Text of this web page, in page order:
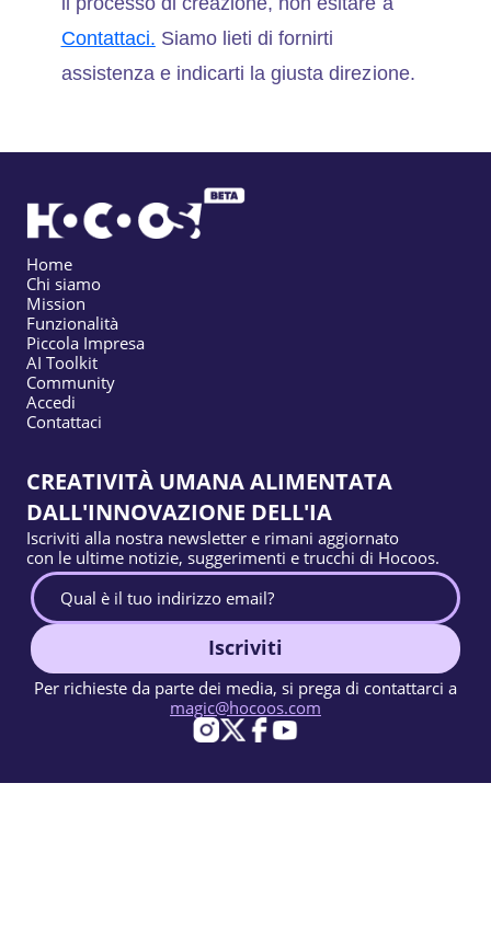
Contattaci. Siamo lieti di fornirti
assistenza e indicarti la giusta direzione.
Home
Chi siamo
Mission
Funzionalità
Piccola Impresa
AI Toolkit
Community
Accedi
Contattaci
CREATIVITÀ UMANA ALIMENTATA
DALL'INNOVAZIONE DELL'IA
Iscriviti alla nostra newsletter e rimani aggiornato
con le ultime notizie, suggerimenti e trucchi di Hocoos.
Iscriviti
Per richieste da parte dei media, si prega di contattarci a
magic@hocoos.com